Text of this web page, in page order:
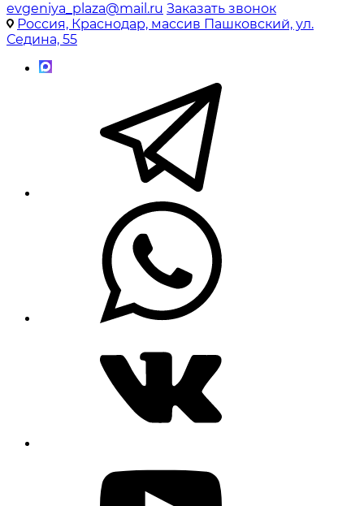
evgeniya_plaza@mail.ru Заказать звонок
Россия, Краснодар, массив Пашковский, ул.
Седина, 55